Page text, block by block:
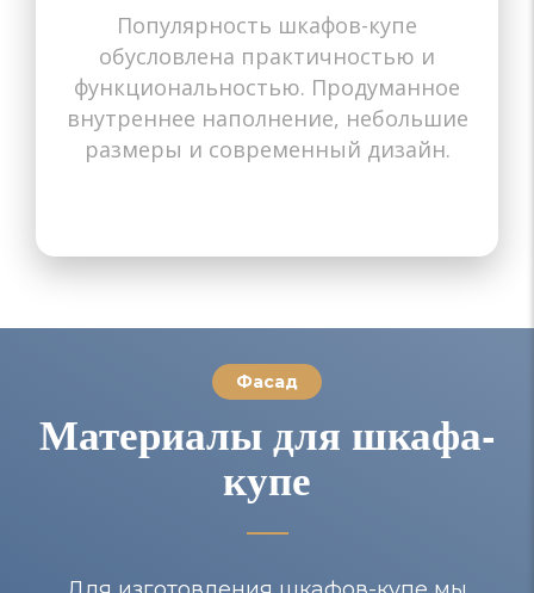
На балкон
Назначение
Популярность шкафов-купе
обусловлена практичностью и
функциональностью. Продуманное
внутреннее наполнение, небольшие
размеры и современный дизайн.
В спальню
Назначение
В коридор
Назначение
В гостиную
Назначение
В комнату
Назначение
В зал
Назначение
В детскую
Назначение
На балкон
Назначение
В прихожую
Назначение
Фасад
Материалы для шкафа-
купе